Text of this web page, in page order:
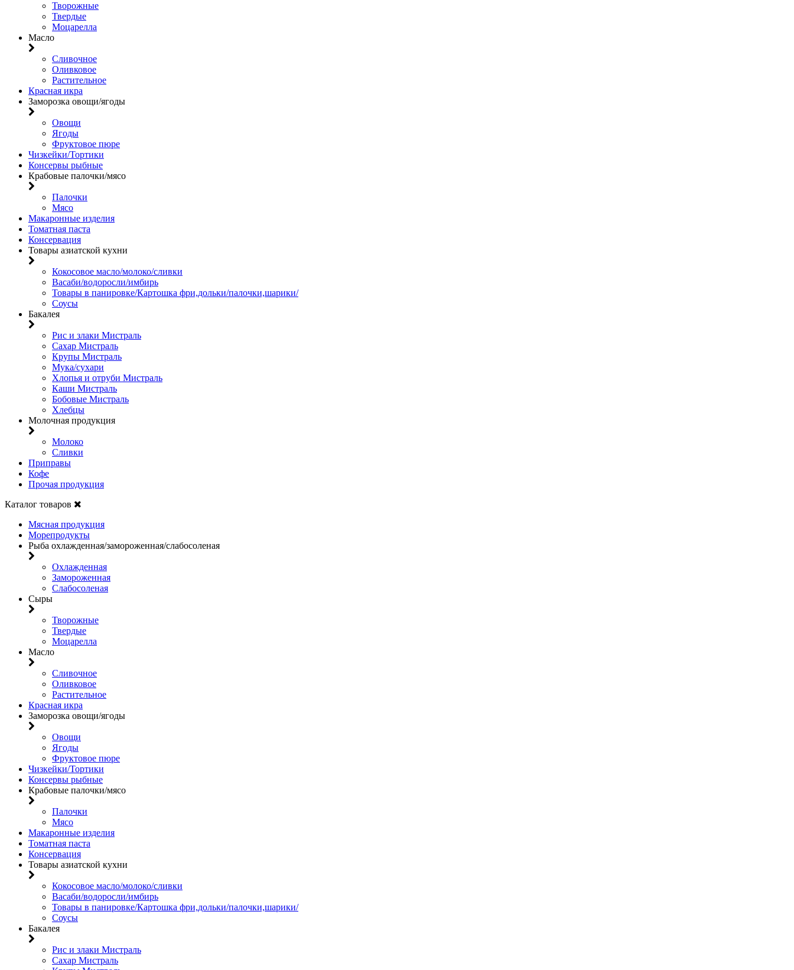
Творожные
Твердые
Моцарелла
Масло
Сливочное
Оливковое
Растительное
Красная икра
Заморозка овощи/ягоды
Овощи
Ягоды
Фруктовое пюре
Чизкейки/Тортики
Консервы рыбные
Крабовые палочки/мясо
Палочки
Мясо
Макаронные изделия
Томатная паста
Консервация
Товары азиатской кухни
Кокосовое масло/молоко/сливки
Васаби/водоросли/имбирь
Товары в панировке/Картошка фри,дольки/палочки,шарики/
Соусы
Бакалея
Рис и злаки Мистраль
Сахар Мистраль
Крупы Мистраль
Мука/сухари
Хлопья и отруби Мистраль
Каши Мистраль
Бобовые Мистраль
Хлебцы
Молочная продукция
Молоко
Сливки
Приправы
Кофе
Прочая продукция
Каталог товаров
Мясная продукция
Морепродукты
Рыба охлажденная/замороженная/слабосоленая
Охлажденная
Замороженная
Слабосоленая
Сыры
Творожные
Твердые
Моцарелла
Масло
Сливочное
Оливковое
Растительное
Красная икра
Заморозка овощи/ягоды
Овощи
Ягоды
Фруктовое пюре
Чизкейки/Тортики
Консервы рыбные
Крабовые палочки/мясо
Палочки
Мясо
Макаронные изделия
Томатная паста
Консервация
Товары азиатской кухни
Кокосовое масло/молоко/сливки
Васаби/водоросли/имбирь
Товары в панировке/Картошка фри,дольки/палочки,шарики/
Соусы
Бакалея
Рис и злаки Мистраль
Сахар Мистраль